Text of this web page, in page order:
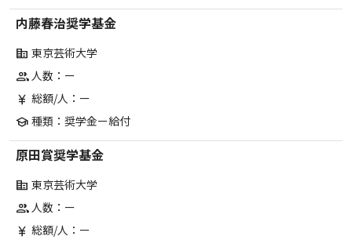
内藤春治奨学基金
corporate_fare 東京芸術大学
group人数：ー
currency_yen 総額/人：ー
school 種類：奨学金ー給付
原田賞奨学基金
corporate_fare 東京芸術大学
group人数：ー
currency_yen 総額/人：ー